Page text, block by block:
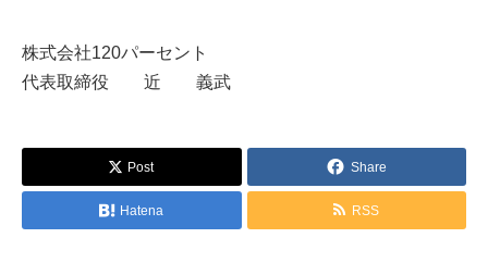
株式会社120パーセント
代表取締役 近 義武
Post Share
Hatena RSS